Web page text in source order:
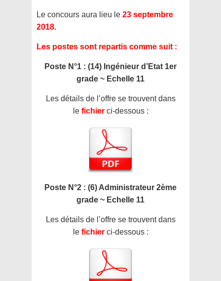
Le concours aura lieu le 23 septembre
2018.
Les postes sont repartis comme suit :
Poste N°1 : (14) Ingénieur d’Etat 1er
grade ~ Echelle 11
Les détails de l’offre se trouvent dans
le fichier ci-dessous :
Poste N°2 : (6) Administrateur 2ème
grade ~ Echelle 11
Les détails de l’offre se trouvent dans
le fichier ci-dessous :